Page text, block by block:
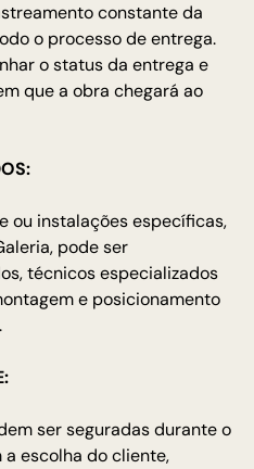
constante da
o processo de entrega.
o status da entrega e
que a obra chegará ao
ou instalações específicas,
pode ser
técnicos especializados
e posicionamento
ser seguradas durante o
escolha do cliente,